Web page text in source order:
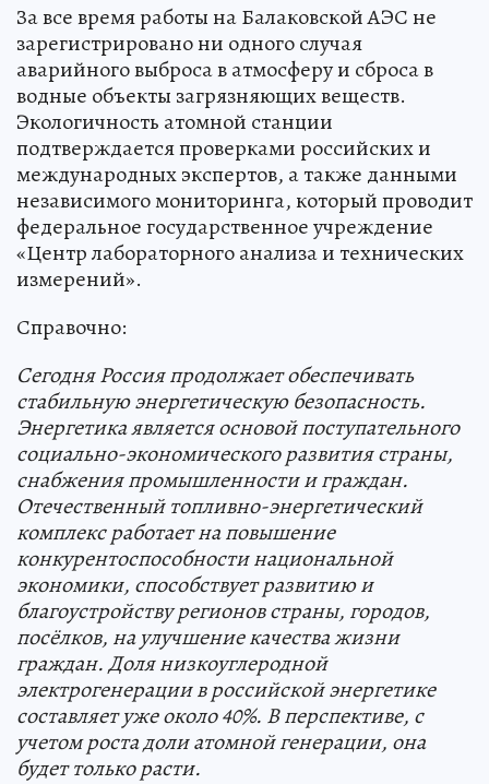
За все время работы на Балаковской АЭС не
зарегистрировано ни одного случая
аварийного выброса в атмосферу и сброса в
водные объекты загрязняющих веществ.
Экологичность атомной станции
подтверждается проверками российских и
международных экспертов, а также данными
независимого мониторинга, который проводит
федеральное государственное учреждение
«Центр лабораторного анализа и технических
измерений».
Справочно:
Сегодня Россия продолжает обеспечивать
стабильную энергетическую безопасность.
Энергетика является основой поступательного
социально-экономического развития страны,
снабжения промышленности и граждан.
Отечественный топливно-энергетический
комплекс работает на повышение
конкурентоспособности национальной
экономики, способствует развитию и
благоустройству регионов страны, городов,
посёлков, на улучшение качества жизни
граждан. Доля низкоуглеродной
электрогенерации в российской энергетике
составляет уже около 40%. В перспективе, с
учетом роста доли атомной генерации, она
будет только расти.